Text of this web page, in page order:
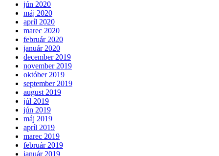
jún 2020
máj 2020
apríl 2020
marec 2020
február 2020
január 2020
december 2019
november 2019
október 2019
september 2019
august 2019
júl 2019
jún 2019
máj 2019
apríl 2019
marec 2019
február 2019
január 2019